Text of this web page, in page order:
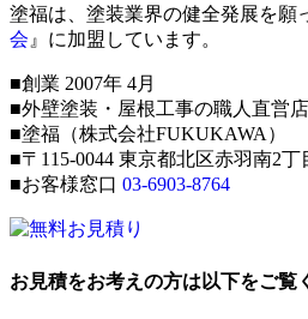
塗福は、塗装業界の健全発展を願
会 』に加盟しています。
■創業 2007年 4月
■外壁塗装・屋根工事の職人直営店
■塗福（株式会社FUKUKAWA）
■〒115-0044 東京都北区赤羽南2丁
■お客様窓口 03-6903-8764
お見積をお考えの方は以下をご覧